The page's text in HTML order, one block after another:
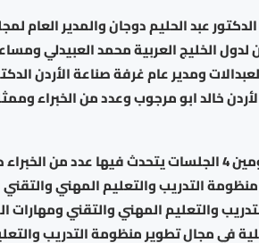
عبد الحليم دوجان والمدير العام
الخليج العربية محمد العبيدلي
ومدير عام غرفة صناعة الأردن
خالد ابو مرجوب وعدد من الخبراء
وتضمنت الندوة التي تستمر على مدار يومين 4 الجلسات يتحدث فيها
التدريب والتعليم المهني
والتعليم المهني والتقني ومهارات
في مجال تطوير منظومة التدريب